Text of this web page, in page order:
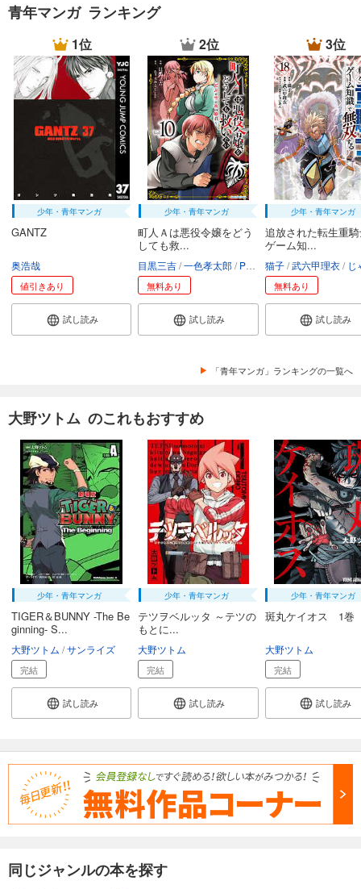
青年マンガ ランキング
1位
少年・青年マンガ
GANTZ
奥浩哉
値引きあり
試し読み
2位
少年・青年マンガ
町人Ａは悪役令嬢をどう
しても救...
目黒三吉 一色孝太郎 Parum
無料あり
試し読み
3位
少年・青年マンガ
追放された転生重
ゲーム知...
猫子 武六甲理衣 じゃ
無料あり
試し読み
「青年マンガ」ランキングの一覧へ
大野ツトム のこれもおすすめ
少年・青年マンガ
TIGER＆BUNNY -The Be
ginning- S...
大野ツトム サンライズ
完結
試し読み
少年・青年マンガ
テツヲベルッタ ～テツの
もとに...
大野ツトム
完結
試し読み
少年・青年マンガ
斑丸ケイオス 1巻
大野ツトム
完結
試し読み
同じジャンルの本を探す